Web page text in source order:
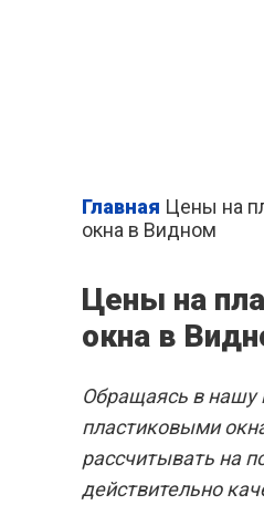
ОКНА В
Готовые
Главная Цены на
окна в Видном
Цены на
окна в
Обращаясь в нашу
пластиковыми
рассчитывать на
действительно